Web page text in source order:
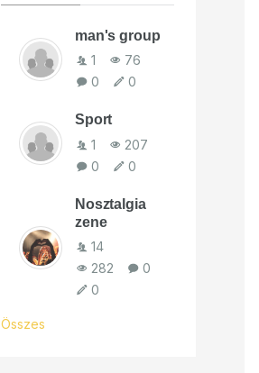
man's group
1
76
0
0
Sport
1
207
0
0
Nosztalgia
zene
14
282
0
0
Összes